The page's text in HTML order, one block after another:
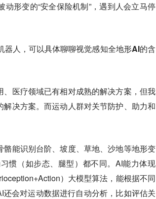
形变的“安全保险机制”，遇到人会立马停
人，可以具体聊聊视觉感知全地形AI的含
医疗领域已有相对成熟的解决方案，但我
决方案。而运动人群对关节防护、助力和
能识别台阶、坡度、草地、沙地等地形变
惯（如步态、腿型）都不同。AI能力体现
）大模型算法，能根据不同
会对运动数据进行自动分析，比如评估关